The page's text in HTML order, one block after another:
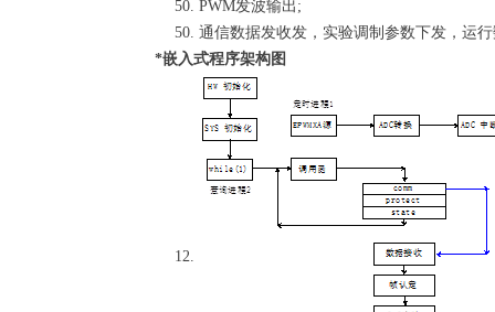
PWM发波输出;
通信数据发收发，实验调制参数下发，运
*嵌入式程序架构图